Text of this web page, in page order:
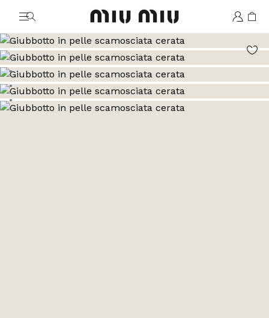
MiuMiu logo
Vai all'immagine 1
Vai all'immagine 2
Vai all'immagine 3
Vai all'immagine 4
Vai all'immagine 5
Vai all'immagine 6